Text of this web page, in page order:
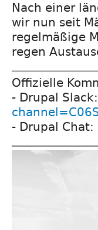
Nach einer
wir nun seit
regelmäßige
regen
Offizielle
- Drupal Slack:
- Drupal Chat: